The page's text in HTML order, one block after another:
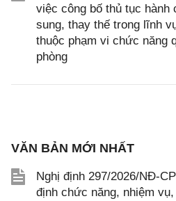
việc công bố thủ tục
sung, thay thế trong lĩnh
thuộc phạm vi chức năng
phòng
VĂN BẢN MỚI NHẤT
Nghị định 297/2026/NĐ-
định chức năng, nhiệm